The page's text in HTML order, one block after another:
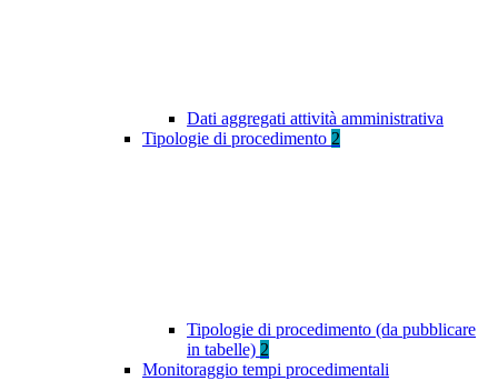
Dati aggregati attività amministrativa
Tipologie di procedimento 2
Tipologie di procedimento (da pubblicare
in tabelle) 2
Monitoraggio tempi procedimentali